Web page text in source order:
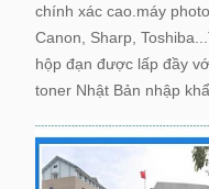
chính xác cao. máy
Canon, Sharp, Toshiba...
hộp đạn được lấp đầy
toner Nhật Bản nhập